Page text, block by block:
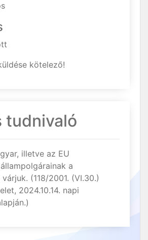
kötelező!
tudnivaló
illetve az EU
a
(118/2001. (VI.30.)
2024.10.14. napi